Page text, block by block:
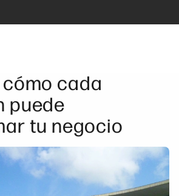
cada
puede
tu negocio